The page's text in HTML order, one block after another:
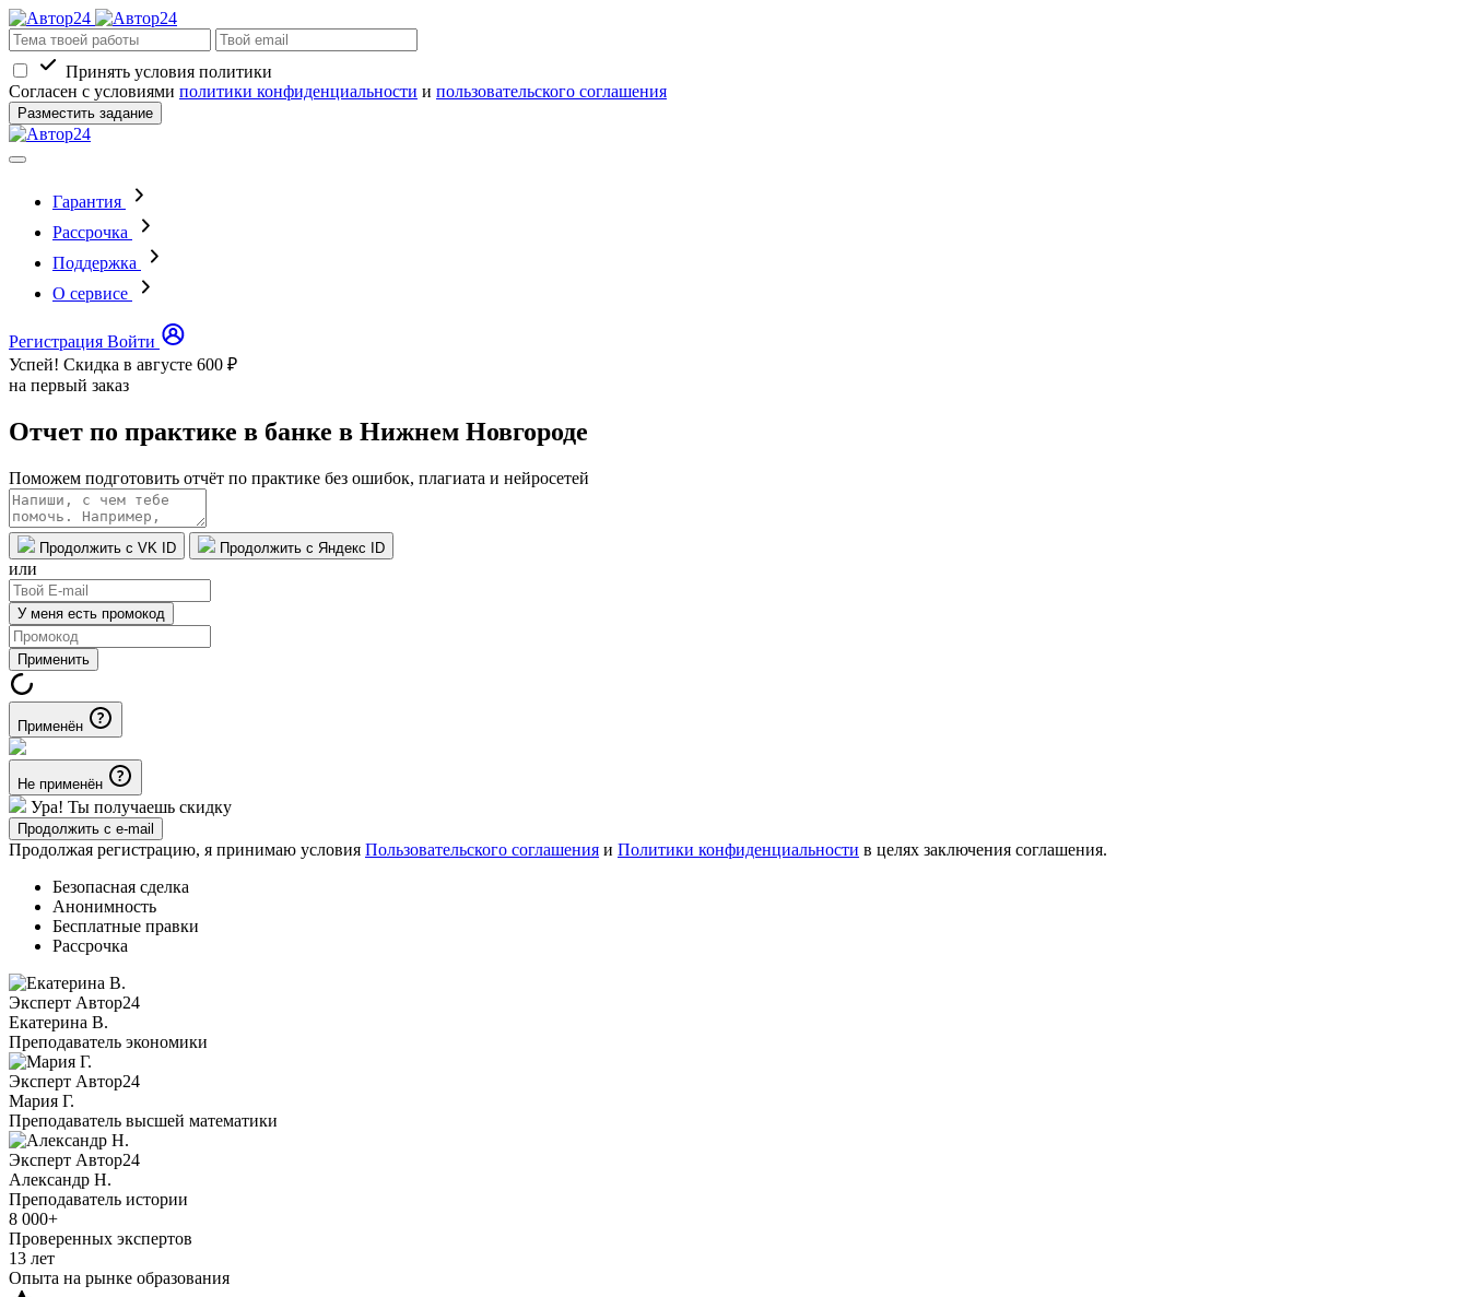
Принять условия политики
Согласен с условиями политики конфиденциальности и пользовательского соглашения
Разместить задание
Гарантия
Рассрочка
Поддержка
О сервисе
Регистрация Войти
Успей! Скидка в августе 600 ₽
на первый заказ
Отчет по практике в банке в Нижнем Новгороде
Поможем подготовить отчёт по практике без ошибок, плагиата и нейросетей
Продолжить с VK ID Продолжить с Яндекс ID
или
У меня есть промокод
Применить
Применён
Не применён
Ура! Ты получаешь скидку
Продолжить с e-mail
Продолжая регистрацию, я принимаю условия Пользовательского соглашения и Политики конфиденциальности в целях заключения соглашения.
Безопасная сделка
Анонимность
Бесплатные правки
Рассрочка
Эксперт Автор24
Екатерина B.
Преподаватель экономики
Эксперт Автор24
Мария Г.
Преподаватель высшей математики
Эксперт Автор24
Александр Н.
Преподаватель истории
8 000+
Проверенных экспертов
13 лет
Опыта на рынке образования